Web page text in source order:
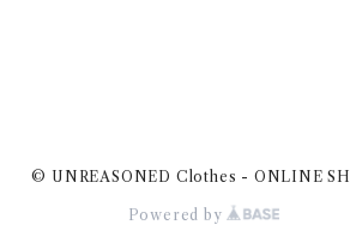
© UNREASONED Clothes - ONLINE
Powered by